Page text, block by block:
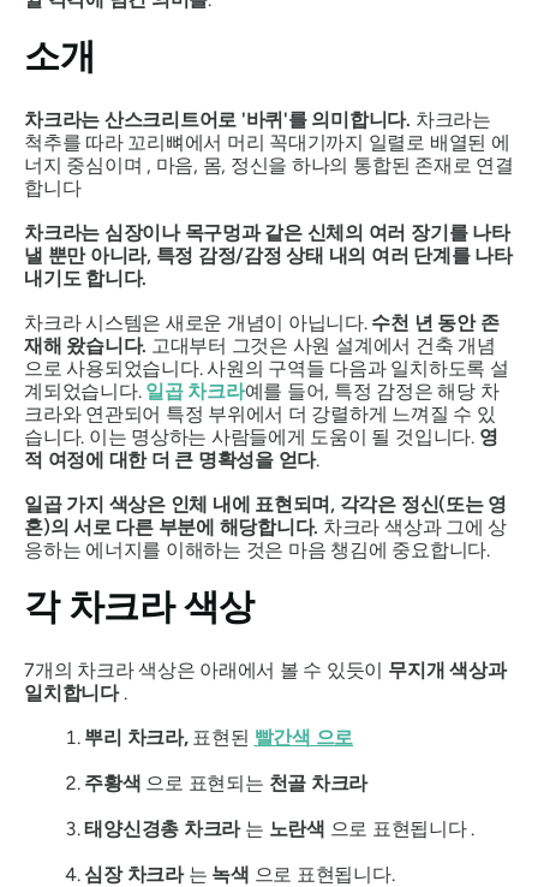
소개
차크라는 산스크리트어로 '바퀴'를 의미합니다. 차크라는
척추를 따라 꼬리뼈에서 머리 꼭대기까지 일렬로 배열된 에
너지 중심이며 , 마음, 몸, 정신을 하나의 통합된 존재로 연결
합니다
차크라는 심장이나 목구멍과 같은 신체의 여러 장기를 나타
낼 뿐만 아니라, 특정 감정/감정 상태 내의 여러 단계를 나타
내기도 합니다.
차크라 시스템은 새로운 개념이 아닙니다.수천 년 동안 존
재해 왔습니다. 고대부터 그것은 사원 설계에서 건축 개념
으로 사용되었습니다. 사원의 구역들 다음과 일치하도록 설
계되었습니다. 일곱 차크라예를 들어, 특정 감정은 해당 차
크라와 연관되어 특정 부위에서 더 강렬하게 느껴질 수 있
습니다. 이는 명상하는 사람들에게 도움이 될 것입니다. 영
적 여정에 대한 더 큰 명확성을 얻다.
일곱 가지 색상은 인체 내에 표현되며, 각각은 정신(또는 영
혼)의 서로 다른 부분에 해당합니다. 차크라 색상과 그에 상
응하는 에너지를 이해하는 것은 마음 챙김에 중요합니다.
각 차크라 색상
7개의 차크라 색상은 아래에서 볼 수 있듯이 무지개 색상과
일치합니다.
뿌리 차크라,표현된 빨간색 으로
주황색 으로 표현되는 천골 차크라
태양신경총 차크라는 노란색 으로 표현됩니다 .
심장 차크라는 녹색 으로 표현됩니다.